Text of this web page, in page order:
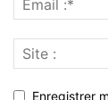
Enregistrer